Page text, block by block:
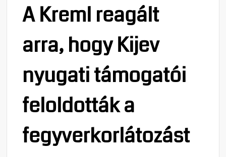
A Kreml reagált
arra, hogy Kijev
nyugati támogatói
feloldották a
fegyverkorlátozást